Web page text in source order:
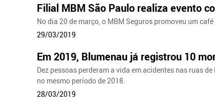
Filial MBM São Paulo realiza evento
No dia 20 de março, o MBM Seguros promoveu um
29/03/2019
Em 2019, Blumenau já registrou 10
Dez pessoas perderam a vida em acidentes nas ruas
no mesmo período de 2018.
28/03/2019